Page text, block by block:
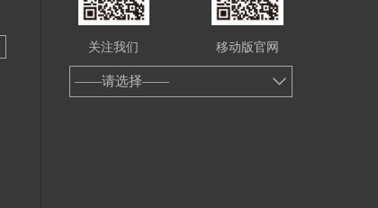
关注我们 移动版官网
——请选择——